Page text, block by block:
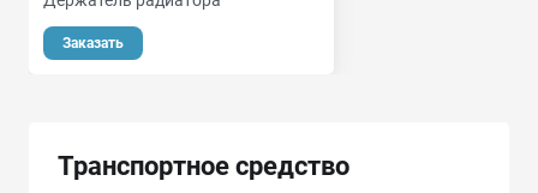
Заказать
Транспортное средство